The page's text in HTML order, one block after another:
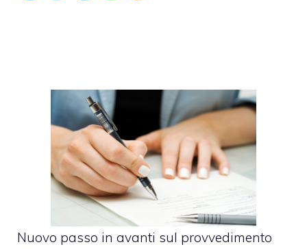
Nuovo passo in avanti sul provvedimento